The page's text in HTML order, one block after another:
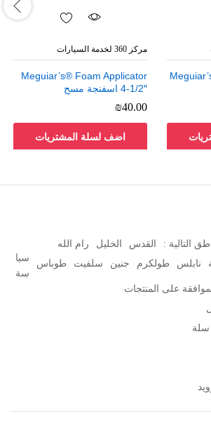
مركز 360 لخدمة السيارات
Meguiar’s® Foam Applicator
4-1/2″ اسفنجة مسح
₪40.00
اضف لسلة المشتريات
التالية : القدس الخليل
رام الله
نابلس طولكرم جنين سلفيت
طوباس
سيا
سة
على المنتجات
سلة